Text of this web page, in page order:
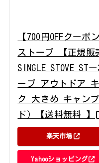
【700円OFFクーポ
ストーブ 【正規販
SINGLE STOVE ST
ーブ アウトドア
ク 大きめ キャン
ド）【送料無料 】
楽天市場
Yahooショッピング